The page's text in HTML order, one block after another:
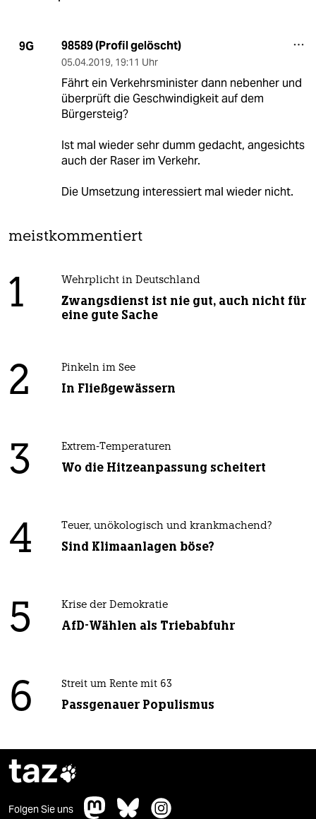
9G 98589 (Profil gelöscht)
05.04.2019, 19:11 Uhr
Fährt ein Verkehrsminister dann nebenher und
überprüft die Geschwindigkeit auf dem
Bürgersteig?
Ist mal wieder sehr dumm gedacht, angesichts
auch der Raser im Verkehr.
Die Umsetzung interessiert mal wieder nicht.
meistkommentiert
1 Wehrplicht in Deutschland
Zwangsdienst ist nie gut, auch nicht für
eine gute Sache
2 Pinkeln im See
In Fließgewässern
3 Extrem-Temperaturen
Wo die Hitzeanpassung scheitert
4 Teuer, unökologisch und krankmachend?
Sind Klimaanlagen böse?
5 Krise der Demokratie
AfD-Wählen als Triebabfuhr
6 Streit um Rente mit 63
Passgenauer Populismus
taz
Folgen Sie uns